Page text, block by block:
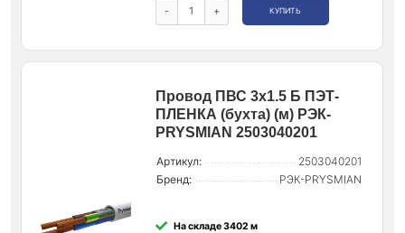
- + КУПИТЬ
Провод ПВС 3х1.5 Б ПЭТ-
ПЛЕНКА (бухта) (м) РЭК-
PRYSMIAN 2503040201
Артикул:
2503040201
Бренд:
РЭК-PRYSMIAN
На складе 3402 м